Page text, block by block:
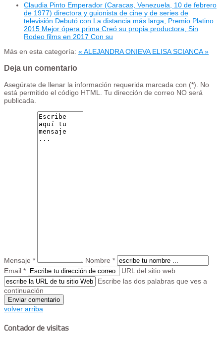
Claudia Pinto Emperador (Caracas, Venezuela, 10 de febrero
de 1977) directora y guionista de cine y de series de
televisión Debutó con La distancia más larga, Premio Platino
2015 Mejor ópera prima Creó su propia productora, Sin
Rodeo films en 2017 Con su
Más en esta categoría: « ALEJANDRA ONIEVA ELISA SCIANCA »
Deja un comentario
Asegúrate de llenar la información requerida marcada con (*). No
está permitido el código HTML. Tu dirección de correo NO será
publicada.
Mensaje *
Nombre *
Email *
URL del sitio web
Escribe las dos palabras que ves a
continuación
volver arriba
Contador de visitas